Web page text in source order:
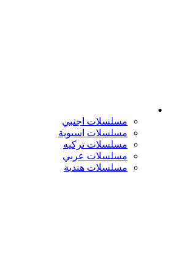
مسلسلات اجنبي
مسلسلات اسيوية
مسلسلات تركيه
مسلسلات عربي
مسلسلات هندية